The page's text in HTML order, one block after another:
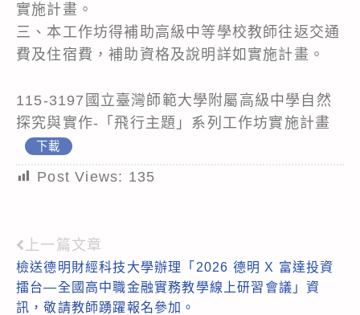
實施計畫。
三、本工作坊得補助高級中等學校教師往返交通
費及住宿費，補助資格及說明詳如實施計畫。
115-3197國立臺灣師範大學附屬高級中學自然
探究與實作-「飛行主題」系列工作坊實施計畫
下載
Post Views: 135
Read
more
articles
上一篇文章
檢送德明財經科技大學辦理「2026 德明 X 富達投資
擂台—全國高中職金融實務教學線上研習會議」資
訊，敬請教師踴躍報名參加。